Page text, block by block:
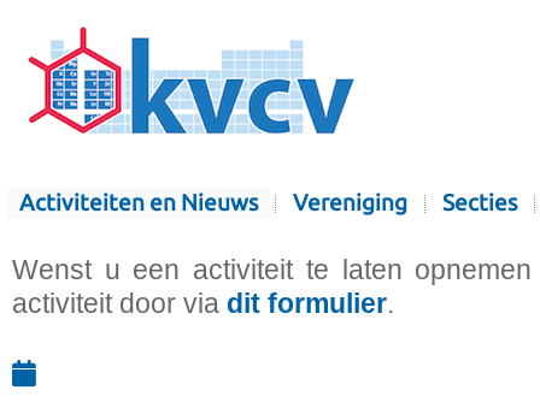
Activiteiten en Nieuws Vereniging Secties
Wenst u een activiteit te laten
activiteit door via dit formulier.